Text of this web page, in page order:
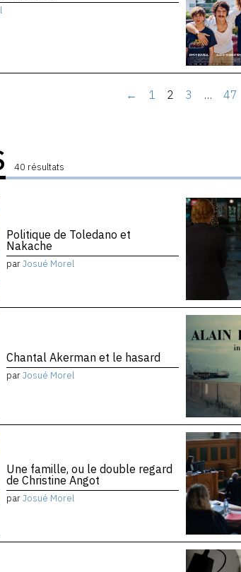
← 1 2 3 … 47
40 résultats
Politique de Toledano et
Nakache
parJosué Morel
Chantal Akerman et le hasard
parJosué Morel
Une famille, ou le double regard
de Christine Angot
parJosué Morel